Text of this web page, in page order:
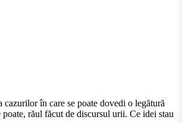
în care se poate dovedi o legătură
răul făcut de discursul urii. Ce idei stau